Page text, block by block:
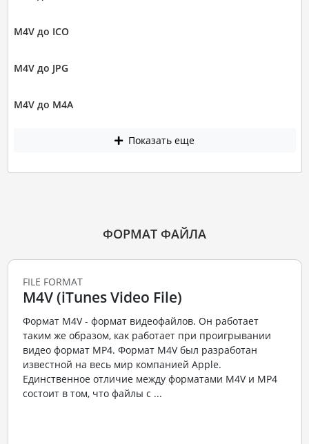
M4V до ICO
M4V до JPG
M4V до M4A
Показать еще
ФОРМАТ ФАЙЛА
FILE FORMAT
M4V (iTunes Video File)
Формат M4V - формат видеофайлов. Он работает
таким же образом, как работает при проигрывании
видео формат MP4. Формат M4V был разработан
известной на весь мир компанией Apple.
Единственное отличие между форматами M4V и MP4
состоит в том, что файлы с ...